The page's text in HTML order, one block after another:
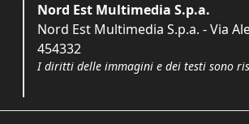
Nord Est Multimedia S.p.a.
Nord Est Multimedia S.p.a. - Via
454332
I diritti delle immagini e dei testi sono